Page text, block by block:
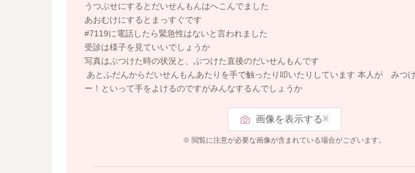
うつぶせにするとだいせんもんはへこんでました
あおむけにするとまっすぐです
#7119に電話したら緊急性はないと言われました
受診は様子を見ていいでしょうか
写真はぶつけた時の状況と、ぶつけた直後のだいせんもんです
あとふだんからだいせんもんあたりを手で触ったり叩いたりしています 本人が みつ
ー！といって手をよけるのですがみんなするんでしょうか
画像を表示する※
※ 閲覧に注意が必要な画像が含まれている場合がございます。